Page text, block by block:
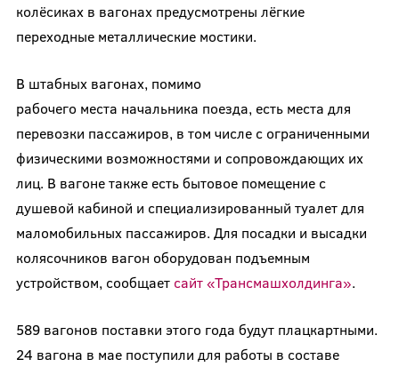
колёсиках в вагонах предусмотрены лёгкие
переходные металлические мостики.
В штабных вагонах, помимо
рабочего места начальника поезда, есть места для
перевозки пассажиров, в том числе с ограниченными
физическими возможностями и сопровождающих их
лиц. В вагоне также есть бытовое помещение с
душевой кабиной и специализированный туалет для
маломобильных пассажиров. Для посадки и высадки
колясочников вагон оборудован подъемным
устройством, сообщает сайт «Трансмашхолдинга».
589 вагонов поставки этого года будут плацкартными.
24 вагона в мае поступили для работы в составе